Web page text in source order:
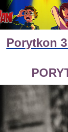
Porytkon